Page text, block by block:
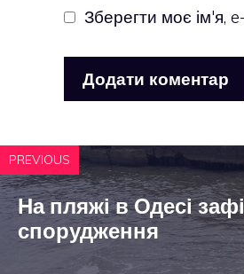
Зберегти моє ім'я,
PREVIOUS
На пляжі в Одесі
спорудження